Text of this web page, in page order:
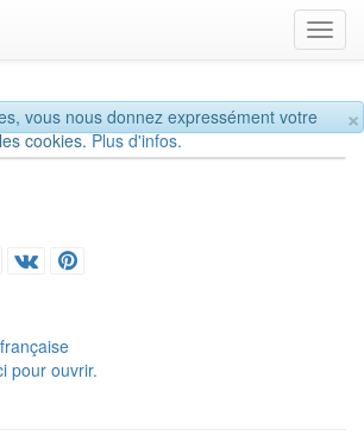
×
vous nous donnez expressément votre
cookies.Plus d'infos.
pour ouvrir.